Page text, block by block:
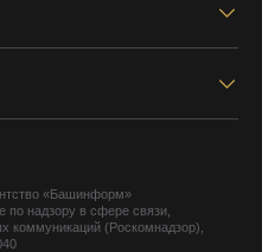
«Башинформ»
по надзору в сфере связи,
коммуникаций (Роскомнадзор),